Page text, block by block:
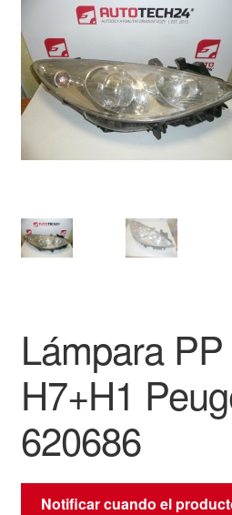
Contacto
Envío al mundo entero
Mi cuenta
Pagos
Procedimiento de Reclamación
Sobre nosotros
Términos y Condiciones
Transporte
Lámpara
H7+H1
620686
Notificar cuando el